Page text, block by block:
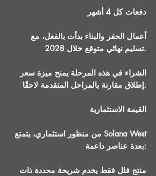
دفعات كل 4 أشهر
أعمال الحفر والبناء بدأت بالفعل، مع
تسليم نهائي متوقع خلال 2028.
الشراء في هذه المرحلة يمنح ميزة سعر
إطلاق مقارنة بالمراحل المتقدمة لاحقًا.
القيمة الاستثمارية
من منظور استثماري، يتمتع Solana West
بعدة عناصر داعمة:
منتج فلل فقط يخدم شريحة محددة ذات